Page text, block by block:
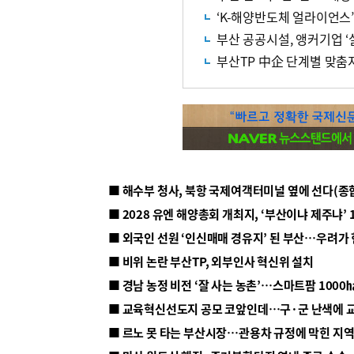
‘K-해양반도체 얼라이언
부산 공공시설, 앵커기업 ‘
부산TP 中企 단계별 맞
■ 해수부 청사, 북항 국제여객터미널 옆에 선다(종
■ 2028 유엔 해양총회 개최지, ‘부산이냐 제주냐’
■ 외국인 선원 ‘인신매매 경유지’ 된 부산…우려가
■ 비위 논란 부산TP, 외부인사 혁신위 설치
■ 르노 못 타는 부산시장…관용차 규정에 막힌 지